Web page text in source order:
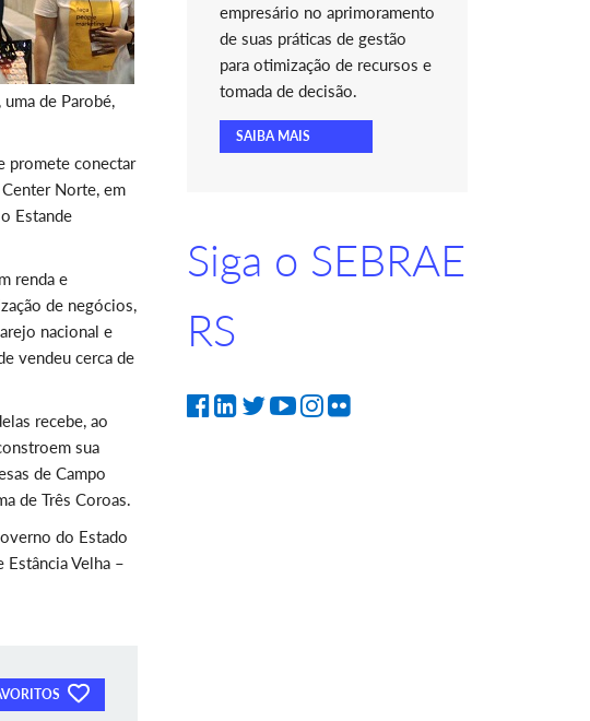
de Parobé,
promete conectar
Norte, em
Estande
renda e
de negócios,
nacional e
vendeu cerca de
recebe, ao
sua
de Campo
de Três Coroas.
do Estado
Velha –
empresário no aprimoramento
de suas práticas de gestão
para otimização de recursos e
tomada de decisão.
SAIBA MAIS
Siga o SEBRAE
RS